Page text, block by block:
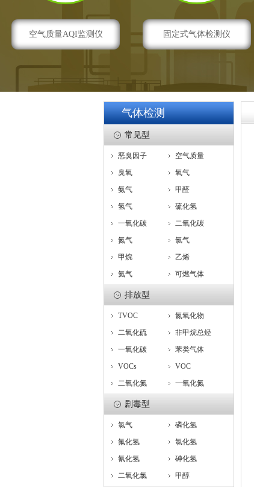
空气质量AQI监测仪 固定式气体检测仪
气体检测
常见型
恶臭因子
空气质量
臭氧
氧气
氨气
甲醛
氢气
硫化氢
一氧化碳
二氧化碳
氮气
氯气
甲烷
乙烯
氦气
可燃气体
排放型
TVOC
氮氧化物
二氧化硫
非甲烷总烃
一氧化碳
苯类气体
VOCs
VOC
二氧化氮
一氧化氮
剧毒型
氯气
磷化氢
氟化氢
氯化氢
氰化氢
砷化氢
二氧化氯
甲醇